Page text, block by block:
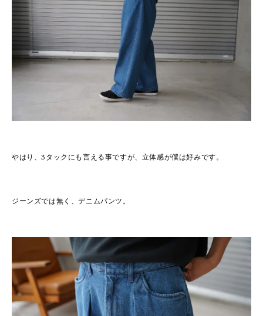
やはり、3タックにも言える事ですが、立体感が僕は好みです。
ジーンズでは無く、デニムパンツ。